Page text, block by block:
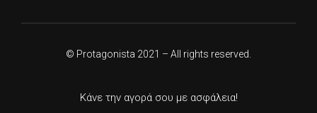
© Protagonista 2021 – All rights reserved.
Κάνε την αγορά σου με ασφάλεια!